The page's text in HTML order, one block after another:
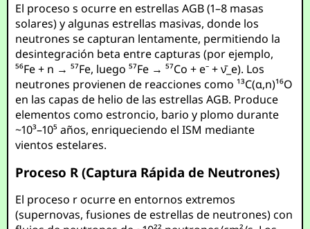
El proceso s ocurre en estrellas AGB (1–8 masas
solares) y algunas estrellas masivas, donde los
neutrones se capturan lentamente, permitiendo la
desintegración beta entre capturas (por ejemplo,
⁵⁶Fe + n → ⁵⁷Fe, luego ⁵⁷Fe → ⁵⁷Co + e⁻ + ν̄_e). Los
neutrones provienen de reacciones como ¹³C(α,n)¹⁶O
en las capas de helio de las estrellas AGB. Produce
elementos como estroncio, bario y plomo durante
~10³–10⁵ años, enriqueciendo el ISM mediante
vientos estelares.
Proceso R (Captura Rápida de Neutrones)
El proceso r ocurre en entornos extremos
(supernovas, fusiones de estrellas de neutrones) con